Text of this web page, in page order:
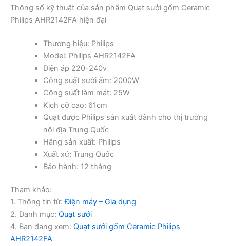
Thông số kỹ thuật của sản phẩm Quạt sưởi gốm Ceramic
Philips AHR2142FA hiện đại
Thương hiệu: Philips
Model: Philips AHR2142FA
Điện áp 220-240v
Công suất sưởi ấm: 2000W
Công suất làm mát: 25W
Kich cỡ cao: 61cm
Quạt được Philips sản xuất dành cho thị trường
nội địa Trung Quốc
Hãng sản xuất: Philips
Xuất xứ: Trung Quốc
Bảo hành: 12 tháng
Tham khảo:
1. Thông tin từ:Điện máy – Gia dụng
2. Danh mục: Quạt sưởi
4. Bạn đang xem: Quạt sưởi gốm Ceramic Philips
AHR2142FA